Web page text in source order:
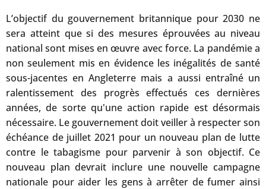
L’objectif du gouvernement britannique pour 2030 ne
sera atteint que si des mesures éprouvées au niveau
national sont mises en œuvre avec force. La pandémie a
non seulement mis en évidence les inégalités de santé
sous-jacentes en Angleterre mais a aussi entraîné un
ralentissement des progrès effectués ces dernières
années, de sorte qu'une action rapide est désormais
nécessaire. Le gouvernement doit veiller à respecter son
échéance de juillet 2021 pour un nouveau plan de lutte
contre le tabagisme pour parvenir à son objectif. Ce
nouveau plan devrait inclure une nouvelle campagne
nationale pour aider les gens à arrêter de fumer ainsi